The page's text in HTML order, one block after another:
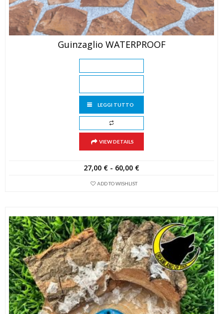
Guinzaglio WATERPROOF
LEGGI TUTTO
VIEW DETAILS
27,00 € - 60,00 €Fascia
60,00 €
ADD TO WISHLIST